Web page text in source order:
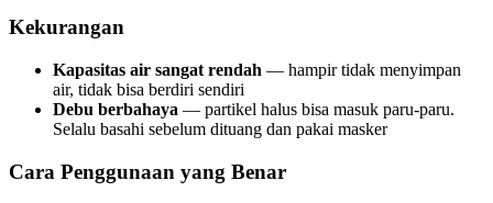
Kekurangan
Kapasitas air sangat rendah — hampir tidak menyimpan
air, tidak bisa berdiri sendiri
Debu berbahaya — partikel halus bisa masuk paru-paru.
Selalu basahi sebelum dituang dan pakai masker
Cara Penggunaan yang Benar